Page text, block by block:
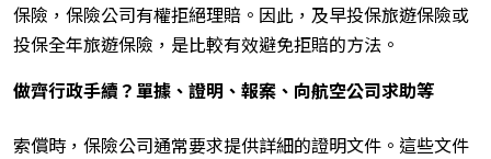
保險，保險公司有權拒絕理賠。因此，及早投保旅遊保險或
投保全年旅遊保險，是比較有效避免拒賠的方法。
做齊行政手續？單據、證明、報案、向航空公司求助等
索償時，保險公司通常要求提供詳細的證明文件。這些文件